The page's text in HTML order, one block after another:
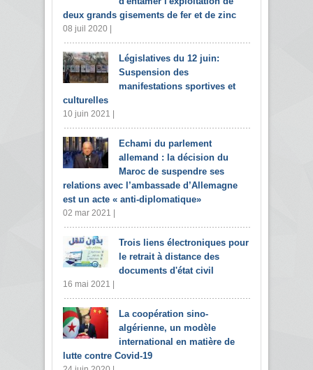
deux grands gisements de fer et de zinc
08 juil 2020 |
Législatives du 12 juin:
Suspension des
manifestations sportives et
culturelles
10 juin 2021 |
Echami du parlement
allemand : la décision du
Maroc de suspendre ses
relations avec l’ambassade d’Allemagne
est un acte « anti-diplomatique»
02 mar 2021 |
Trois liens électroniques pour
le retrait à distance des
documents d'état civil
16 mai 2021 |
La coopération sino-
algérienne, un modèle
international en matière de
lutte contre Covid-19